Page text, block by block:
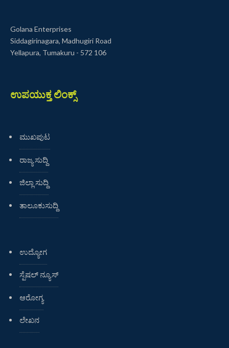
Golana Enterprises
Siddagirinagara, Madhugiri Road
Yellapura, Tumakuru - 572 106
ಉಪಯುಕ್ತ ಲಿಂಕ್ಸ್
ಮುಖಪುಟ
ರಾಜ್ಯ ಸುದ್ದಿ
ಜಿಲ್ಲಾ ಸುದ್ದಿ
ತಾಲೂಕುಸುದ್ದಿ
ಉದ್ಯೋಗ
ಸ್ಪೆಷಲ್ ನ್ಯೂಸ್
ಆರೋಗ್ಯ
ಲೇಖನ